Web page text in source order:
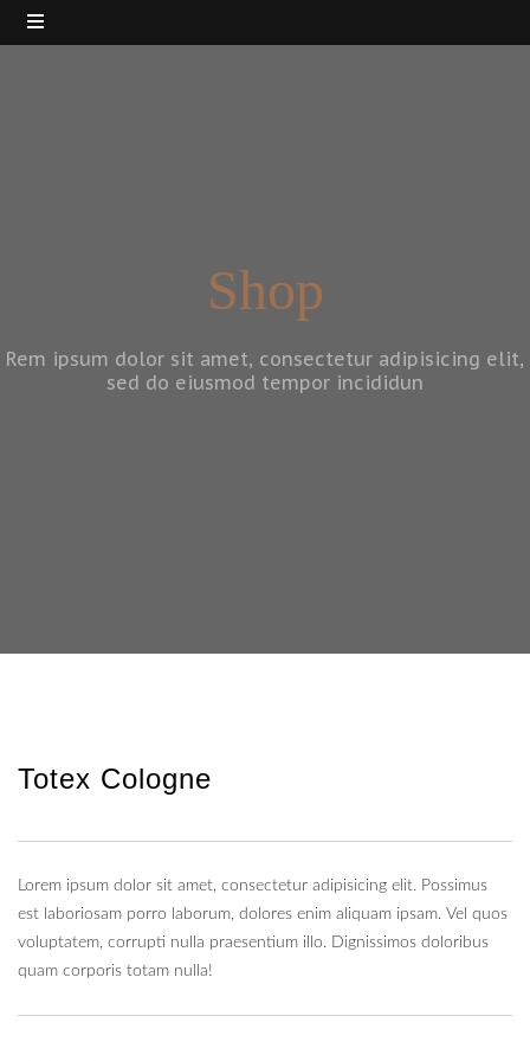
Shop
Rem ipsum dolor sit amet, consectetur adipisicing elit,
sed do eiusmod tempor incididun
Totex Cologne
Lorem ipsum dolor sit amet, consectetur adipisicing elit. Possimus
est laboriosam porro laborum, dolores enim aliquam ipsam. Vel quos
voluptatem, corrupti nulla praesentium illo. Dignissimos doloribus
quam corporis totam nulla!